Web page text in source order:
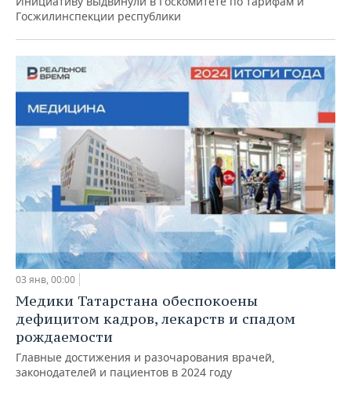
Госжилинспекции республики
03 янв, 00:00
Медики Татарстана обеспокоены
дефицитом кадров, лекарств и спадом
рождаемости
Главные достижения и разочарования врачей,
законодателей и пациентов в 2024 году